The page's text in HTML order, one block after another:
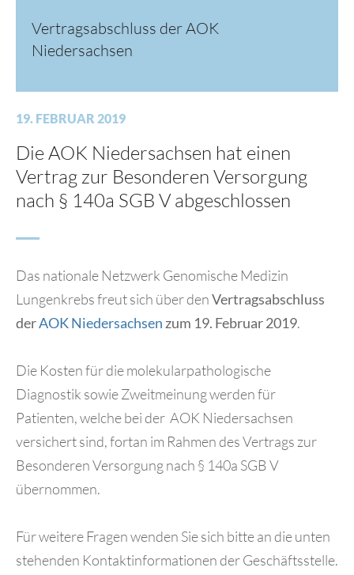
Vertragsabschluss der AOK
Niedersachsen
19. FEBRUAR 2019
Die AOK Niedersachsen hat einen
Vertrag zur Besonderen Versorgung
nach § 140a SGB V abgeschlossen
Das nationale Netzwerk Genomische Medizin
Lungenkrebs freut sich über denVertragsabschluss
derAOK Niedersachsen zum 19. Februar 2019.
Die Kosten für die molekularpathologische
Diagnostik sowie Zweitmeinung werden für
Patienten, welche bei der AOK Niedersachsen
versichert sind, fortan im Rahmen des Vertrags zur
Besonderen Versorgung nach § 140a SGB V
übernommen.
Für weitere Fragen wenden Sie sich bitte an die unten
stehenden Kontaktinformationen der Geschäftsstelle.